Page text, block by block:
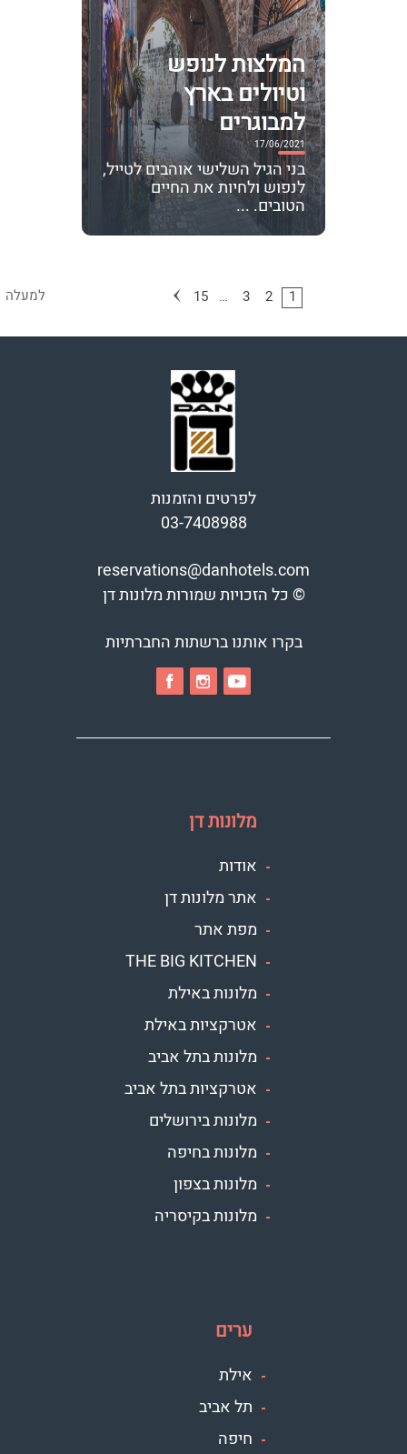
המלצות לנופש
וטיולים בארץ
למבוגרים
17/06/2021
בני הגיל השלישי אוהבים לטייל,
לנפוש ולחיות את החיים
הטובים. ...
למעלה 1
2
3
…
15
לפרטים והזמנות
03-7408988
reservations@danhotels.com
© כל הזכויות שמורות מלונות דן
בקרו אותנו ברשתות החברתיות
מלונות דן
אודות
אתר מלונות דן
מפת אתר
THE BIG KITCHEN
מלונות באילת
אטרקציות באילת
מלונות בתל אביב
אטרקציות בתל אביב
מלונות בירושלים
מלונות בחיפה
מלונות בצפון
מלונות בקיסריה
ערים
אילת
תל אביב
חיפה